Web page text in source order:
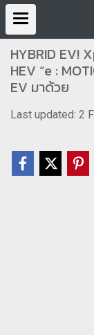
HYBRID EV!
HEV “e :
EV มาด้วย
Last updated: 2